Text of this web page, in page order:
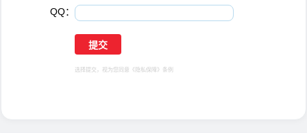
QQ：
选择提交，视为您同意 《隐私保障》 条例